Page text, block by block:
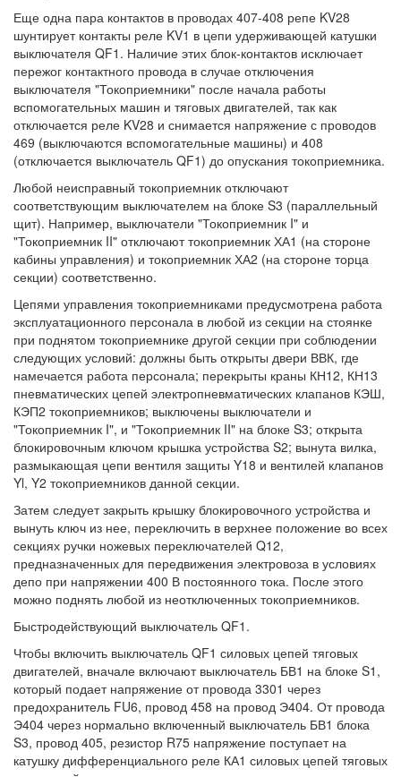
Еще одна пара контактов в проводах 407-408 репе KV28
шунтирует контакты реле KV1 в цепи удерживающей катушки
выключателя QF1. Наличие этих блок-контактов исключает
пережог контактного провода в случае отключения
выключателя "Токоприемники" после начала работы
вспомогательных машин и тяговых двигателей, так как
отключается реле KV28 и снимается напряжение с проводов
469 (выключаются вспомогательные машины) и 408
(отключается выключатель QF1) до опускания токоприемника.
Любой неисправный токоприемник отключают
соответствующим выключателем на блоке S3 (параллельный
щит). Например, выключатели "Токоприемник I" и
"Токоприемник II" отключают токоприемник ХА1 (на стороне
кабины управления) и токоприемник ХА2 (на стороне торца
секции) соответственно.
Цепями управления токоприемниками предусмотрена работа
эксплуатационного персонала в любой из секции на стоянке
при поднятом токоприемнике другой секции при соблюдении
следующих условий: должны быть открыты двери ВВК, где
намечается работа персонала; перекрыты краны КН12, КН13
пневматических цепей электропневматических клапанов КЭШ,
КЭП2 токоприемников; выключены выключатели и
"Токоприемник I", и "Токоприемник II" на блоке S3; открыта
блокировочным ключом крышка устройства S2; вынута вилка,
размыкающая цепи вентиля защиты Y18 и вентилей клапанов
Yl, Y2 токоприемников данной секции.
Затем следует закрыть крышку блокировочного устройства и
вынуть ключ из нее, переключить в верхнее положение во всех
секциях ручки ножевых переключателей Q12,
предназначенных для передвижения электровоза в условиях
депо при напряжении 400 В постоянного тока. После этого
можно поднять любой из неотключенных токоприемников.
Быстродействующий выключатель QF1.
Чтобы включить выключатель QF1 силовых цепей тяговых
двигателей, вначале включают выключатель БВ1 на блоке S1,
который подает напряжение от провода 3301 через
предохранитель FU6, провод 458 на провод Э404. От провода
Э404 через нормально включенный выключатель БВ1 блока
S3, провод 405, резистор R75 напряжение поступает на
катушку дифференциального реле КА1 силовых цепей тяговых